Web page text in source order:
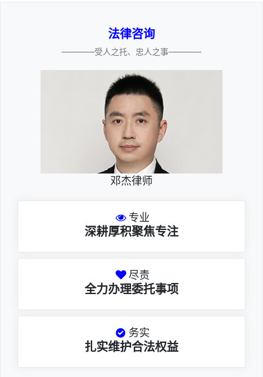
法律咨询
————受人之托、忠人之事————
邓杰律师
专业
深耕厚积聚焦专注
尽责
全力办理委托事项
务实
扎实维护合法权益